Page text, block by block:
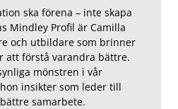
ska förena – inte skapa
Mindley Profil är Camilla
och utbildare som brinner
att förstå varandra bättre.
mönstren i vår
insikter som leder till
samarbete.